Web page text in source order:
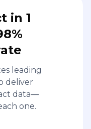
in 1
leading
deliver
data—
one.